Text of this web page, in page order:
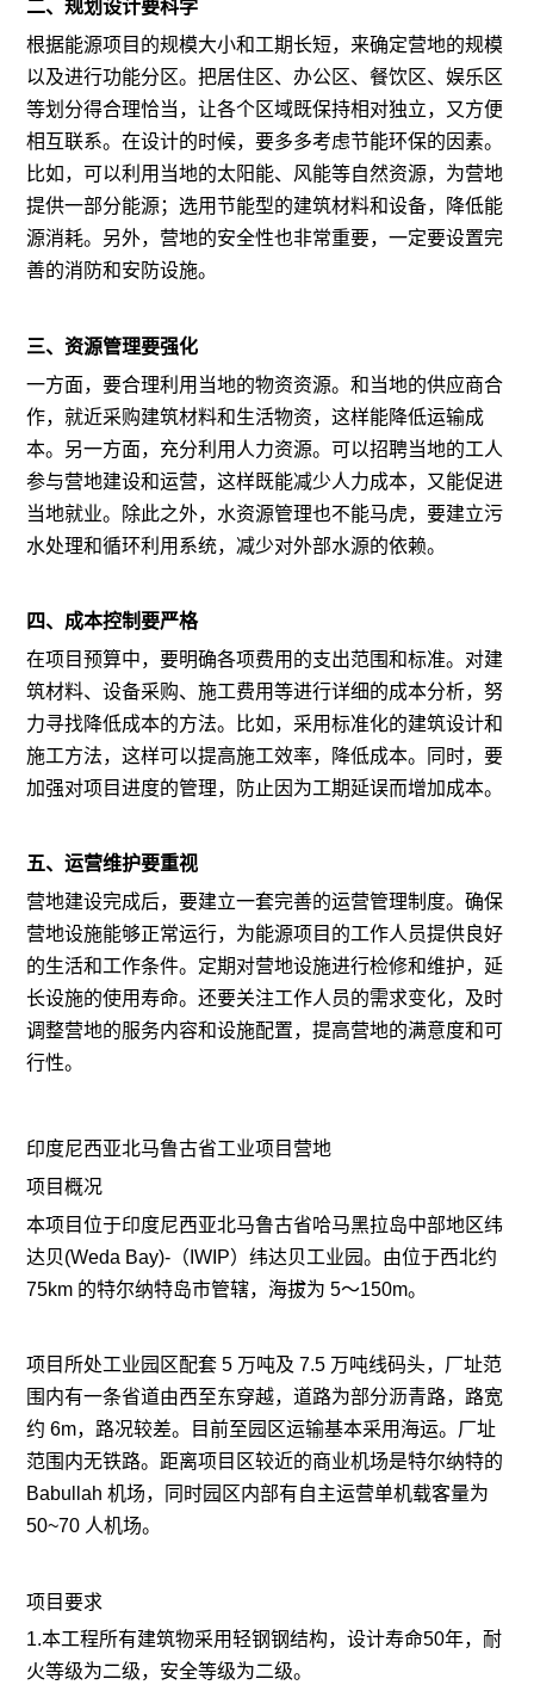
二、规划设计要科学
根据能源项目的规模大小和工期长短，来确定营地的规模
以及进行功能分区。把居住区、办公区、餐饮区、娱乐区
等划分得合理恰当，让各个区域既保持相对独立，又方便
相互联系。在设计的时候，要多多考虑节能环保的因素。
比如，可以利用当地的太阳能、风能等自然资源，为营地
提供一部分能源；选用节能型的建筑材料和设备，降低能
源消耗。另外，营地的安全性也非常重要，一定要设置完
善的消防和安防设施。
三、资源管理要强化
一方面，要合理利用当地的物资资源。和当地的供应商合
作，就近采购建筑材料和生活物资，这样能降低运输成
本。另一方面，充分利用人力资源。可以招聘当地的工人
参与营地建设和运营，这样既能减少人力成本，又能促进
当地就业。除此之外，水资源管理也不能马虎，要建立污
水处理和循环利用系统，减少对外部水源的依赖。
四、成本控制要严格
在项目预算中，要明确各项费用的支出范围和标准。对建
筑材料、设备采购、施工费用等进行详细的成本分析，努
力寻找降低成本的方法。比如，采用标准化的建筑设计和
施工方法，这样可以提高施工效率，降低成本。同时，要
加强对项目进度的管理，防止因为工期延误而增加成本。
五、运营维护要重视
营地建设完成后，要建立一套完善的运营管理制度。确保
营地设施能够正常运行，为能源项目的工作人员提供良好
的生活和工作条件。定期对营地设施进行检修和维护，延
长设施的使用寿命。还要关注工作人员的需求变化，及时
调整营地的服务内容和设施配置，提高营地的满意度和可
行性。
印度尼西亚北马鲁古省工业项目营地
项目概况
本项目位于印度尼西亚北马鲁古省哈马黑拉岛中部地区纬
达贝(Weda Bay)-（IWIP）纬达贝工业园。由位于西北约
75km 的特尔纳特岛市管辖，海拔为 5～150m。
项目所处工业园区配套 5 万吨及 7.5 万吨线码头，厂址范
围内有一条省道由西至东穿越，道路为部分沥青路，路宽
约 6m，路况较差。目前至园区运输基本采用海运。厂址
范围内无铁路。距离项目区较近的商业机场是特尔纳特的
Babullah 机场，同时园区内部有自主运营单机载客量为
50~70 人机场。
项目要求
1.本工程所有建筑物采用轻钢钢结构，设计寿命50年，耐
火等级为二级，安全等级为二级。